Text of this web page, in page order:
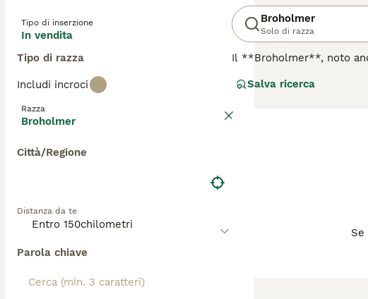
Tipo di inserzione
In vendita
Tipo di razza
Includi incroci
Razza
Broholmer
Città/Regione
Distanza da te
Parola chiave
Broholmer
Solo di razza
Il **Broholmer**, noto
Broholmer è un cane di
muso. Dal punto di vista
cane da guardia, vigile
famiglie con bambini,
rilevanti per questa
carattere". Per la cura, è
positiva, oltre a
Salva ricerca